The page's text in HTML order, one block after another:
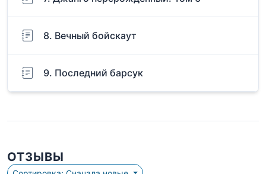
8. Вечный бойскаут
9. Последний барсук
ОТЗЫВЫ